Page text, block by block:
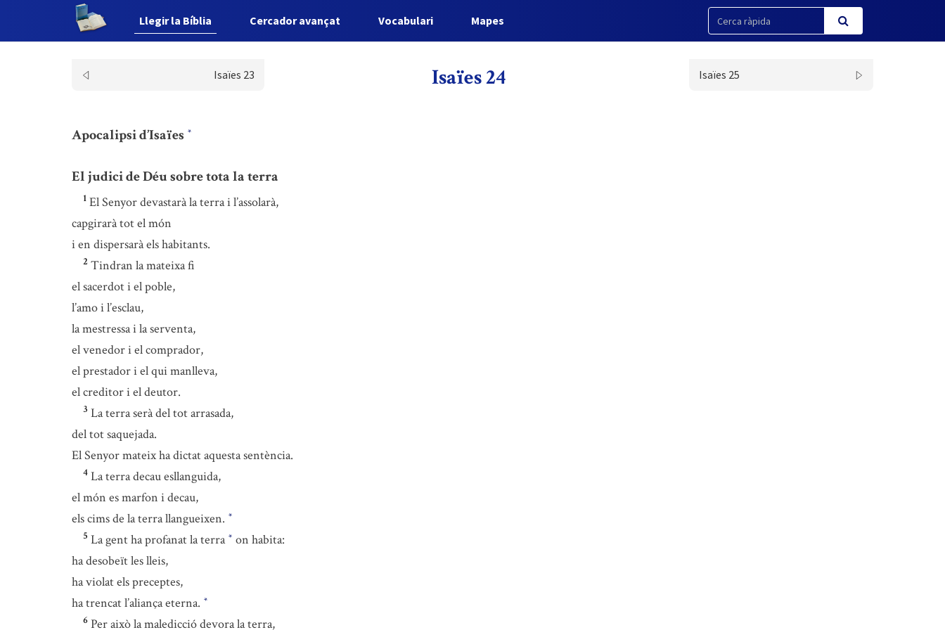
Llegir la Bíblia Cercador avançat Vocabulari Mapes
Isaïes 23 Isaïes 24 Isaïes 25
Apocalipsi d’Isaïes *
El judici de Déu sobre tota la terra
1 El Senyor devastarà la terra i l’assolarà,
capgirarà tot el món
i en dispersarà els habitants.
2 Tindran la mateixa fi
el sacerdot i el poble,
l’amo i l’esclau,
la mestressa i la serventa,
el venedor i el comprador,
el prestador i el qui manlleva,
el creditor i el deutor.
3 La terra serà del tot arrasada,
del tot saquejada.
El Senyor mateix ha dictat aquesta sentència.
4 La terra decau esllanguida,
el món es marfon i decau,
els cims de la terra llangueixen. *
5 La gent ha profanat la terra * on habita:
ha desobeït les lleis,
ha violat els preceptes,
ha trencat l’aliança eterna. *
6 Per això la maledicció devora la terra,